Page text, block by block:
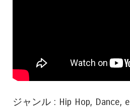
ジャンル : Hip Hop, Dance,